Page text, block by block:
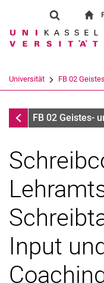
Suchbegriff
Universität FB 02
InfothekFB 02 Geistes-
Input